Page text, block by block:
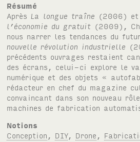
Résumé
Après La longue traîne (2006) et
l’économie du gratuit (2009),
nous narrer les tendances du
nouvelle révolution industrielle
précédents ouvrages restaient
des écrans, celui-ci explore le
numérique et des objets «
rédacteur en chef du magazine
convaincant dans son nouveau
machines de fabrication
Notions
Conception , DIY, Drone ,